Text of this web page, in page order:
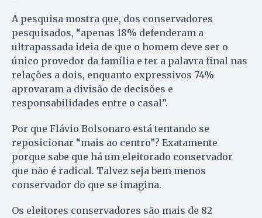
A pesquisa mostra que, dos conservadores
pesquisados, “apenas 18% defenderam a
ultrapassada ideia de que o homem deve ser o
único provedor da família e ter a palavra final nas
relações a dois, enquanto expressivos 74%
aprovaram a divisão de decisões e
responsabilidades entre o casal”.
Por que Flávio Bolsonaro está tentando se
reposicionar “mais ao centro”? Exatamente
porque sabe que há um eleitorado conservador
que não é radical. Talvez seja bem menos
conservador do que se imagina.
Os eleitores conservadores são mais de 82